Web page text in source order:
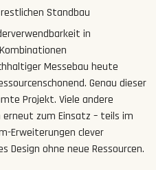
Standbau
in
Messebau heute
Genau dieser
Projekt. Viele andere
zum Einsatz – teils im
Erweiterungen clever
ohne neue Ressourcen.